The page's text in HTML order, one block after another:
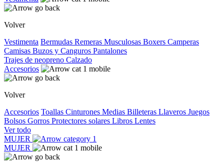
Volver
Vestimenta Bermudas Remeras Musculosas Boxers Camperas
Camisas Buzos y Canguros Pantalones
Trajes de neopreno Calzado
Accesorios
Volver
Accesorios Toallas Cinturones Medias Billeteras Llaveros Juegos
Bolsos Gorros Protectores solares Libros Lentes
Ver todo
MUJER
MUJER